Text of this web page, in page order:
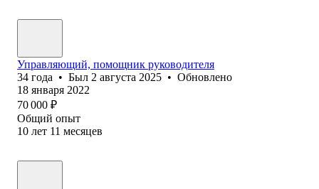
Управляющий, помощник руководителя
34 года • Был 2 августа 2025 • Обновлено
18 января 2022
70 000 ₽
Общий опыт
10 лет 11 месяцев